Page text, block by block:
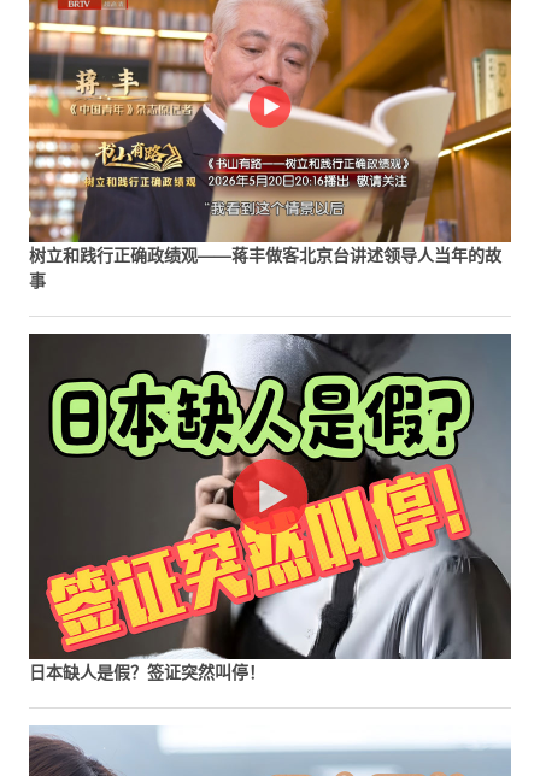
树立和践行正确政绩观——蒋丰做客北京台讲述领导人当年的故
事
日本缺人是假？签证突然叫停！